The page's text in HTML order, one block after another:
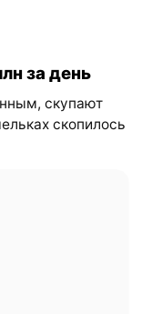
за день
скупают
скопилось